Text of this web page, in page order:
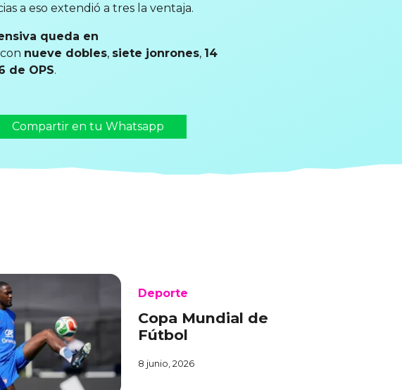
a eso extendió a tres la ventaja.
queda en
nueve dobles, siete jonrones, 14
de OPS.
Compartir en tu Whatsapp
Deporte
Copa Mundial de
Fútbol
8 junio, 2026